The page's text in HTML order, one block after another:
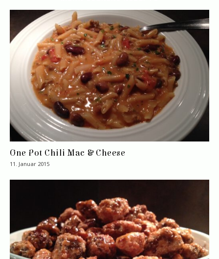
One Pot Chili Mac & Cheese
11. Januar 2015